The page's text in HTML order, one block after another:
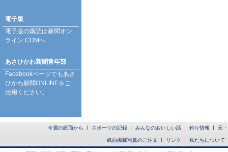
電子版
電子版の購読は新聞オン
ライン.COMへ
あさひかわ新聞青年部
Facebookページでもあさ
ひかわ新聞ONLINEをご
活用ください。
今週の紙面から スポーツの記録 みんなのおいしい話 釣り情報 元
紙面掲載写真のご注文 リンク 私たちについて